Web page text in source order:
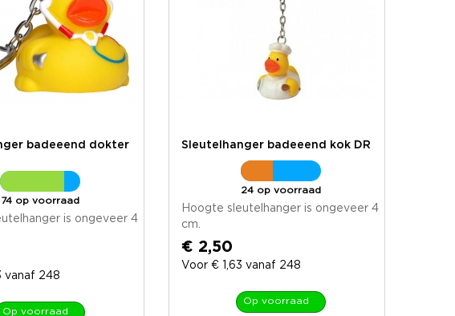
badeeend dokter
74 op voorraad
is ongeveer 4
vanaf 248
Op voorraad
Sleutelhanger badeeend kok DR
24 op voorraad
Hoogte sleutelhanger is ongeveer 4
cm.
€ 2,50
Voor € 1,63 vanaf 248
Op voorraad